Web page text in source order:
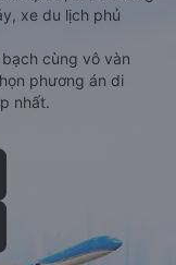
xe du lịch phủ
cùng vô vàn
phương án di
nhất.